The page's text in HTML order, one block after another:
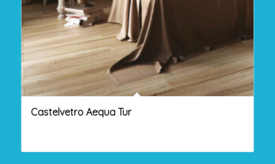
Castelvetro Aequa Tur